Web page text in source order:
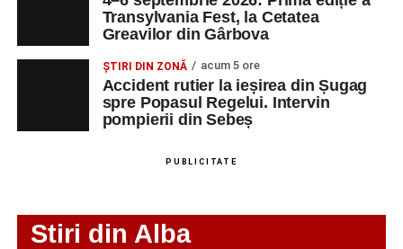
Ultimele știri din Sebeș
4–6 septembrie 2026: Prima ediție a Transylvania
Fest, la Cetatea Greavilor din Gârbova
Accident rutier la ieșirea din Șugag spre Popasul
Regelui. Intervin pompierii din Sebeș
Biciclist de 70 de ani, rănit într-un accident rutier
Transylvania Fest, la Cetatea
Greavilor din Gârbova
ȘTIRI DIN ZONĂ acum 5 ore
Accident rutier la ieșirea din Șugag
spre Popasul Regelui. Intervin
pompierii din Sebeș
PUBLICITATE
Stiri din Alba